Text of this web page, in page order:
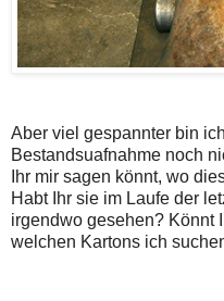
Aber viel gespannter bin
Bestandsuafnahme noch
Ihr mir sagen könnt, wo
Habt Ihr sie im Laufe der
irgendwo gesehen? Könnt
welchen Kartons ich